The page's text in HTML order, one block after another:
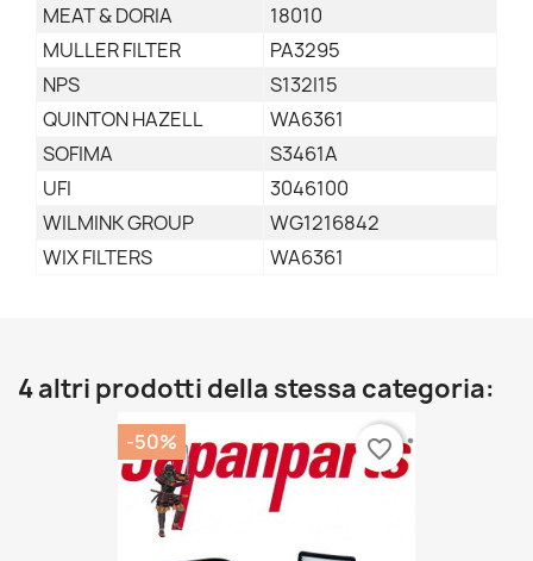
MEAT & DORIA
18010
MULLER FILTER
PA3295
NPS
S132I15
QUINTON HAZELL
WA6361
SOFIMA
S3461A
UFI
3046100
WILMINK GROUP
WG1216842
WIX FILTERS
WA6361
4 altri prodotti della stessa categoria:
-50% favorite_border